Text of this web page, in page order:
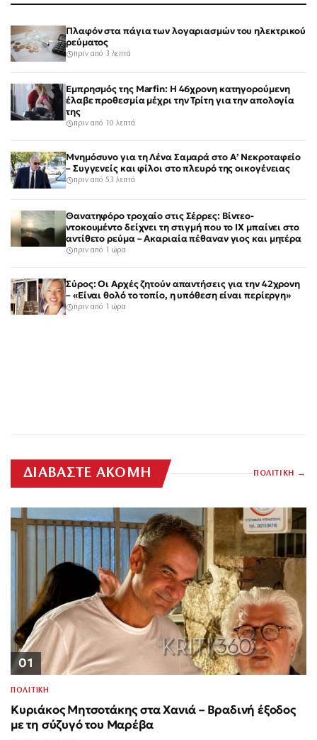
Πλαφόν στα πάγια των λογαριασμών του ηλεκτρικού
ρεύματος
πριν από 3 λεπτά
Εμπρησμός της Marfin: Η 46χρονη κατηγορούμενη
έλαβε προθεσμία μέχρι την Τρίτη για την απολογία
της
πριν από 10 λεπτά
Μνημόσυνο για τη Λένα Σαμαρά στο Α’ Νεκροταφείο
– Συγγενείς και φίλοι στο πλευρό της οικογένειας
πριν από 53 λεπτά
Θανατηφόρο τροχαίο στις Σέρρες: Βίντεο-
ντοκουμέντο δείχνει τη στιγμή που το ΙΧ μπαίνει στο
αντίθετο ρεύμα – Ακαριαία πέθαναν γιος και μητέρα
πριν από 1 ώρα
Σύρος: Οι Αρχές ζητούν απαντήσεις για την 42χρονη
– «Είναι θολό το τοπίο, η υπόθεση είναι περίεργη»
πριν από 1 ώρα
ΔΙΑΒΑΣΤΕ ΑΚΟΜΗ ΠΟΛΙΤΙΚΗ
01
ΠΟΛΙΤΙΚΗ
Κυριάκος Μητσοτάκης στα Χανιά – Βραδινή έξοδος
με τη σύζυγό του Μαρέβα